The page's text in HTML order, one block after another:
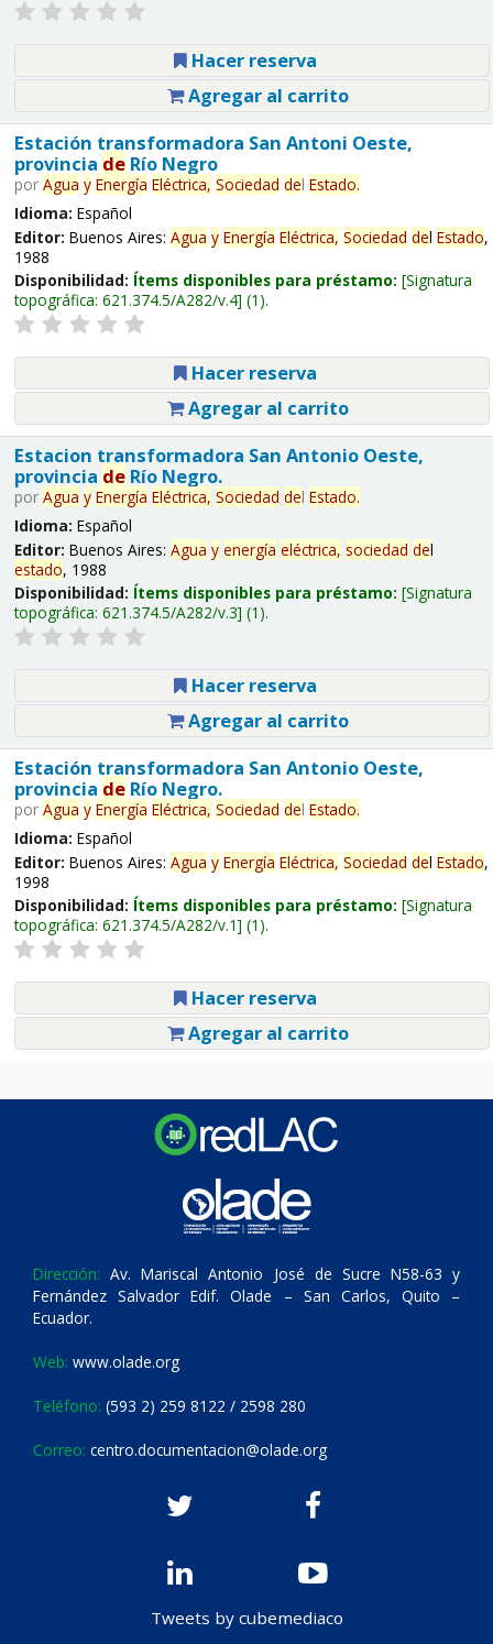
Hacer reserva
Agregar al carrito
Estación transformadora San Antoni Oeste,
provincia deRío Negro
por Agua y Energía Eléctrica, Sociedad del Estado.
Idioma: Español
Editor: Buenos Aires: Agua y Energía Eléctrica, Sociedad del Estado,
1988
Disponibilidad: Ítems disponibles para préstamo: Signatura
topográfica: 621.374.5/A282/v.4 (1).
Hacer reserva
Agregar al carrito
Estacion transformadora San Antonio Oeste,
provincia deRío Negro.
por Agua y Energía Eléctrica, Sociedad del Estado.
Idioma: Español
Editor: Buenos Aires: Agua y energía eléctrica, sociedad del
estado, 1988
Disponibilidad: Ítems disponibles para préstamo: Signatura
topográfica: 621.374.5/A282/v.3 (1).
Hacer reserva
Agregar al carrito
Estación transformadora San Antonio Oeste,
provincia deRío Negro.
por Agua y Energía Eléctrica, Sociedad del Estado.
Idioma: Español
Editor: Buenos Aires: Agua y Energía Eléctrica, Sociedad del Estado,
1998
Disponibilidad: Ítems disponibles para préstamo: Signatura
topográfica: 621.374.5/A282/v.1 (1).
Hacer reserva
Agregar al carrito
Dirección: Av. Mariscal Antonio José de Sucre N58-63 y
Fernández Salvador Edif. Olade – San Carlos, Quito –
Ecuador.
Web: www.olade.org
Teléfono: (593 2) 259 8122 / 2598 280
Correo: centro.documentacion@olade.org
Tweets by cubemediaco